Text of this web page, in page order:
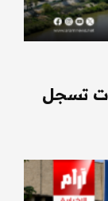
و3 محافظات تسجل